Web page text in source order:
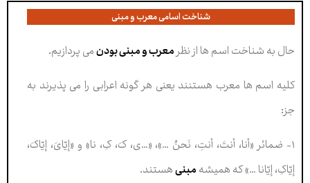
شناخت اسامی معرب و مبنی
حال به شناخت اسم ها از نظرمعرب و مبنی بودنمی پردازیم.
کلیه اسم ها معرب هستنند یعنی هر گونه اعرابی را می پذیرند به
جز:
۱- ضمائر «أنا، أنتَ، أنتِ، نَحنُ …»، «…ی، کَ، کِ، نا» و «إیّایَ، إیّاکَ،
إیّاکِ، إیّانا …» که همیشهمبنیهستند.